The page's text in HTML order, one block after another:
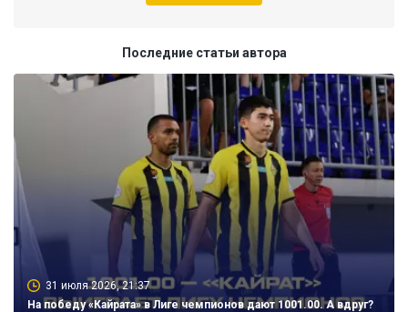
Последние статьи автора
31 июля 2026, 21:37
На победу «Кайрата» в Лиге чемпионов дают 1001.00. А вдруг?